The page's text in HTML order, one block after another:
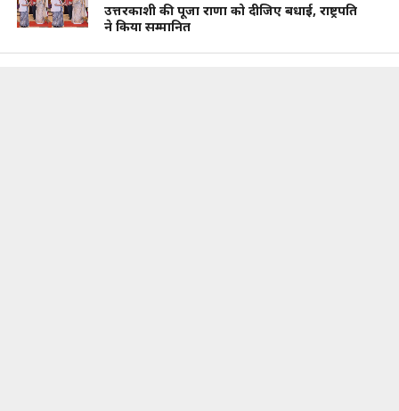
उत्तरकाशी की पूजा राणा को दीजिए बधाई, राष्ट्रपति
ने किया सम्मानित